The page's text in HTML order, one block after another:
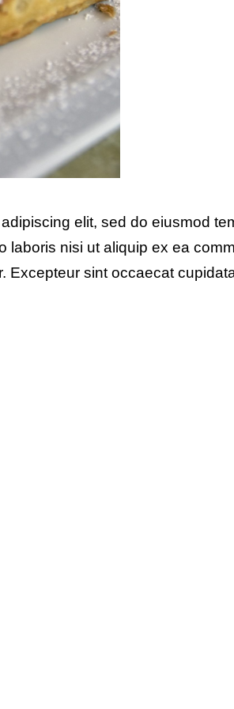
elit, sed do eiusmod
laboris nisi ut aliquip ex ea
Excepteur sint occaecat